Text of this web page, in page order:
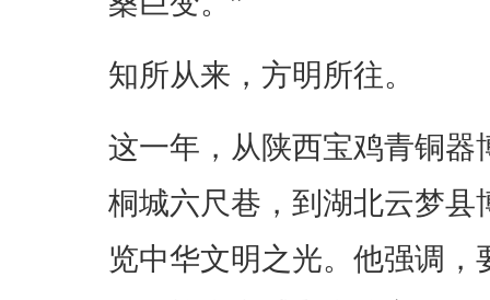
知所从来，方明所往。
这一年，从陕西宝鸡青铜
桐城六尺巷，到湖北云梦
览中华文明之光。他强调